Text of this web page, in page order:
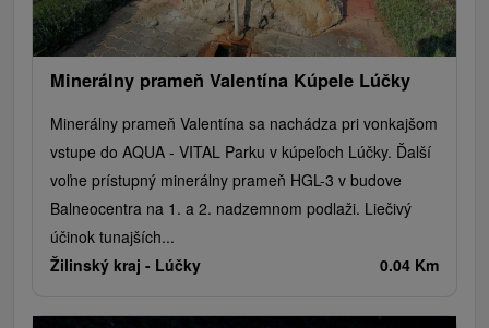
Vínne cesty
Cyklotrasy
Minerálny prameň Valentína Kúpele Lúčky
Minerálny prameň Valentína sa nachádza pri vonkajšom
vstupe do AQUA - VITAL Parku v kúpeľoch Lúčky. Ďalší
voľne prístupný minerálny prameň HGL-3 v budove
Balneocentra na 1. a 2. nadzemnom podlaži. Liečivý
účinok tunajších...
Žilinský kraj - Lúčky 0.04 Km